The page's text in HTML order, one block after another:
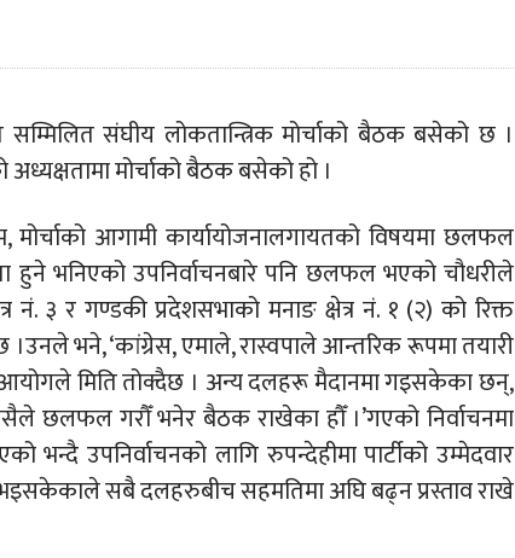
संघीय लोकतान्त्रिक मोर्चाको बैठक बसेको छ ।
मोर्चाको बैठक बसेको हो ।
मोर्चाको आगामी कार्यायोजनालगायतको विषयमा छलफल
हुने भनिएको उपनिर्वाचनबारे पनि छलफल भएको चौधरीले
नं. ३ र गण्डकी प्रदेशसभाको मनाङ क्षेत्र नं. १ (२) को रिक्त
भने, ‘कांग्रेस, एमाले, रास्वपाले आन्तरिक रूपमा तयारी
आयोगले मिति तोक्दैछ । अन्य दलहरू मैदानमा गइसकेका छन्,
छलफल गरौँ भनेर बैठक राखेका हौँ ।’गएको निर्वाचनमा
भन्दै उपनिर्वाचनको लागि रुपन्देहीमा पार्टीको उम्मेदवार
सबै दलहरुबीच सहमतिमा अघि बढ्न प्रस्ताव राखे